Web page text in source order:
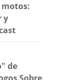
motos:
y
de